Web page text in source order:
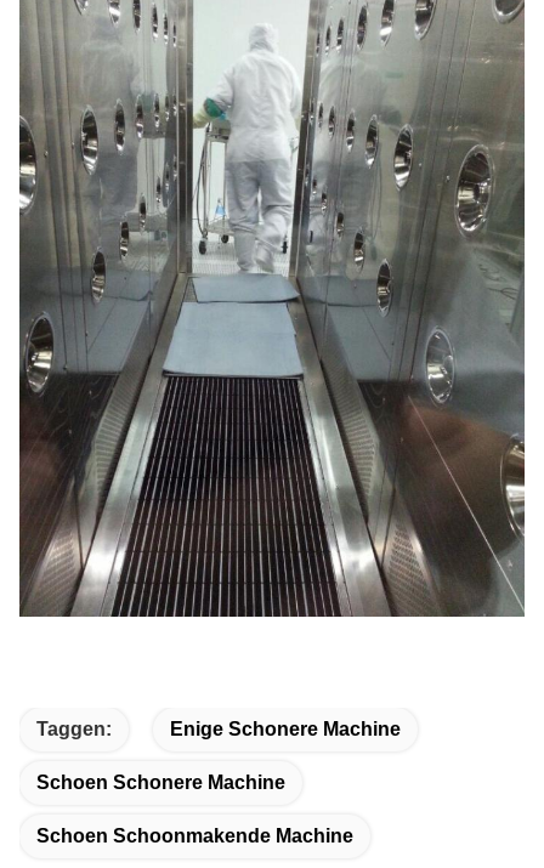
Taggen: Enige Schonere Machine
Schoen Schonere Machine
Schoen Schoonmakende Machine